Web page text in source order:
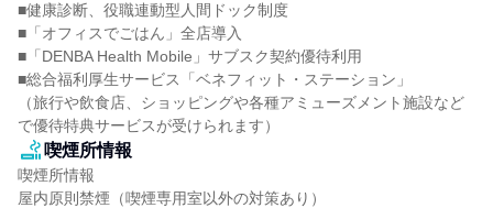
■健康診断、役職連動型人間ドック制度
■「オフィスでごはん」全店導入
■「DENBA Health Mobile」サブスク契約優待利用
■総合福利厚生サービス「ベネフィット・ステーション」
（旅行や飲食店、ショッピングや各種アミューズメント施設など
で優待特典サービスが受けられます）
喫煙所情報
喫煙所情報
屋内原則禁煙（喫煙専用室以外の対策あり）